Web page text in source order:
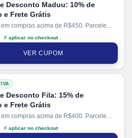
Desconto Maduu: 10% de
e Frete Grátis
em compras acima de R$450. Parcele
em até 6x sem juros no cartão. Ganhe
direto no siteMaduu.
⚡ aplicar no checkout
VER CUPOM
Desconto Fila: 15% de
e Frete Grátis
em compras acima de R$400. Parcele
em até 10x sem juros no cartão. Ganhe
em pagamentos via PIX. Valido
⚡ aplicar no checkout